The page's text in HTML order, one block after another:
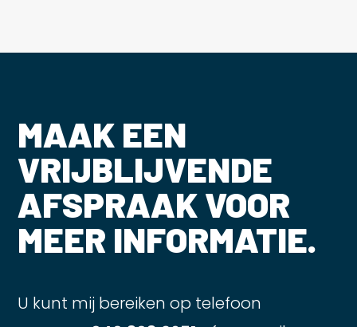
MAAK EEN
VRIJBLIJVENDE
AFSPRAAK VOOR
MEER INFORMATIE.
U kunt mij bereiken op telefoon